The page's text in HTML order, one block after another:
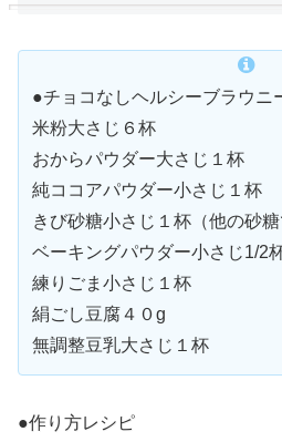
●チョコなしヘルシーブラウニ
米粉大さじ６杯
おからパウダー大さじ１杯
純ココアパウダー小さじ１杯
きび砂糖小さじ１杯（他の砂糖
ベーキングパウダー小さじ1/2
練りごま小さじ１杯
絹ごし豆腐４０g
無調整豆乳大さじ１杯
●作り方レシピ